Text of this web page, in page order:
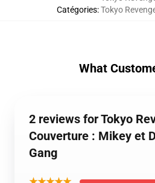
Catégories:Tokyo
What
2 reviews for Tokyo
Couverture : Mikey et
Gang